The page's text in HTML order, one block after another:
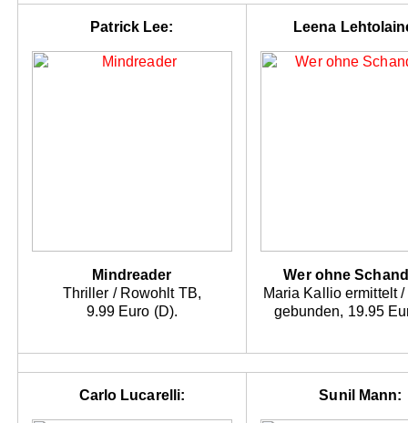
Patrick Lee:
Mindreader
Thriller / Rowohlt TB,
9.99 Euro (D).
Leena
Wer ohne
Maria Kallio ermittelt
gebunden, 19.95
Carlo Lucarelli: Sunil Mann: